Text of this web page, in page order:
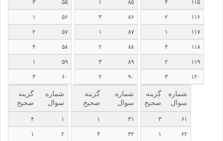
۵۵ ۳
۵۶ ۱
۵۷ ۲
۵۸ ۴
۵۹ ۱
۶۰ ۳
۸۵ ۱
۸۶ ۳
۸۷ ۱
۸۸ ۲
۸۹ ۳
۹۰ ۲
۱۱۵ ۴
۱۱۶ ۲
۱۱۷ ۱
۱۱۸ ۴
۱۱۹ ۲
۱۲۰ ۳
شماره
سوال
گزینه
صحیح
۱ ۴
۲ ۱
شماره
سوال
گزینه
صحیح
۳۱ ۱
۳۲ ۴
شماره
سوال
گزینه
صحیح
۶۱ ۳
۶۲ ۱